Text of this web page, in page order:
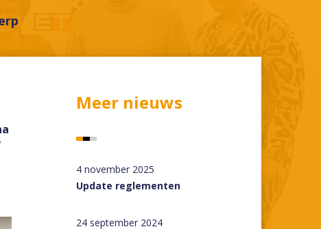
Meer nieuws
4 november 2025
Update reglementen
24 september 2024